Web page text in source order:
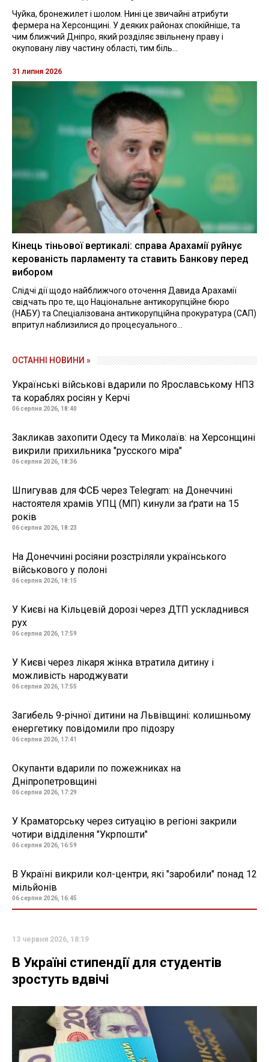
Чуйка, бронежилет і шолом. Нині це звичайні атрибути
фермера на Херсонщині. У деяких районах спокійніше, та
чим ближчий Дніпро, який розділяє звільнену праву і
окуповану ліву частину області, тим біль...
31 липня 2026
Кінець тіньової вертикалі: справа Арахамії руйнує
керованість парламенту та ставить Банкову перед
вибором
Слідчі дії щодо найближчого оточення Давида Арахамії
свідчать про те, що Національне антикорупційне бюро
(НАБУ) та Спеціалізована антикорупційна прокуратура (САП)
впритул наблизилися до процесуального...
ОСТАННІ НОВИНИ »
Українські військові вдарили по Ярославському НПЗ
та кораблях росіян у Керчі
06 серпня 2026, 18:40
Закликав захопити Одесу та Миколаїв: на Херсонщині
викрили прихильника "русского міра"
06 серпня 2026, 18:36
Шпигував для ФСБ через Telegram: на Донеччині
настоятеля храмів УПЦ (МП) кинули за ґрати на 15
років
06 серпня 2026, 18:23
На Донеччині росіяни розстріляли українського
військового у полоні
06 серпня 2026, 18:15
У Києві на Кільцевій дорозі через ДТП ускладнився
рух
06 серпня 2026, 17:59
У Києві через лікаря жінка втратила дитину і
можливість народжувати
06 серпня 2026, 17:55
Загибель 9-річної дитини на Львівщині: колишньому
енергетику повідомили про підозру
06 серпня 2026, 17:41
Окупанти вдарили по пожежниках на
Дніпропетровщині
06 серпня 2026, 17:29
У Краматорську через ситуацію в регіоні закрили
чотири відділення "Укрпошти"
06 серпня 2026, 16:59
В Україні викрили кол-центри, які "заробили" понад 12
мільйонів
06 серпня 2026, 16:45
13 червня 2026, 18:19
В Україні стипендії для студентів
зростуть вдвічі